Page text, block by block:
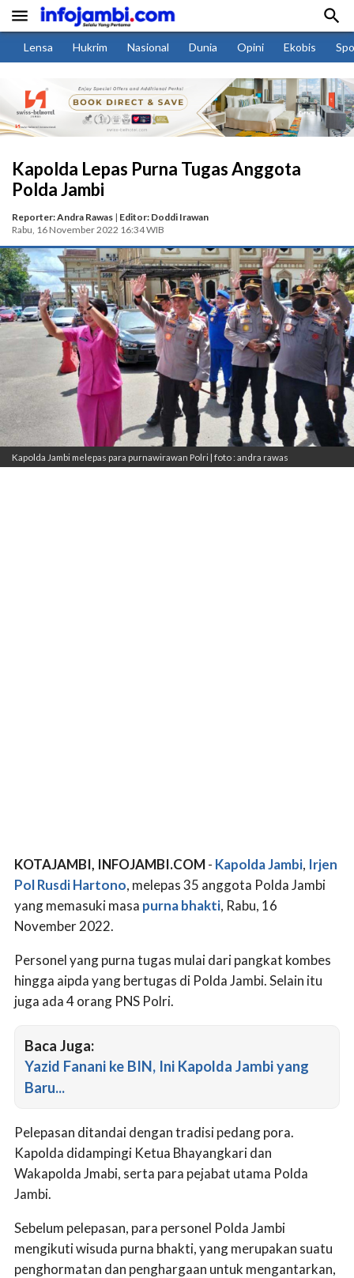
 
Lensa Hukrim Nasional Dunia Opini Ekobis
Kapolda Lepas Purna Tugas Anggota
Polda Jambi
Reporter: Andra Rawas | Editor: Doddi Irawan
Rabu, 16 November 2022 16:34 WIB
Kapolda Jambi melepas para purnawirawan Polri | foto : andra rawas
KOTAJAMBI, INFOJAMBI.COM- Kapolda Jambi, Irjen
Pol Rusdi Hartono, melepas 35 anggota Polda Jambi
yang memasuki masa purna bhakti, Rabu, 16
November 2022.
Personel yang purna tugas mulai dari pangkat kombes
hingga aipda yang bertugas di Polda Jambi. Selain itu
juga ada 4 orang PNS Polri.
Baca Juga:
Yazid Fanani ke BIN, Ini Kapolda Jambi yang
Baru...
Pelepasan ditandai dengan tradisi pedang pora.
Kapolda didampingi Ketua Bhayangkari dan
Wakapolda Jmabi, serta para pejabat utama Polda
Jambi.
Sebelum pelepasan, para personel Polda Jambi
mengikuti wisuda purna bhakti, yang merupakan suatu
penghormatan dan penghargaan untuk mengantarkan,